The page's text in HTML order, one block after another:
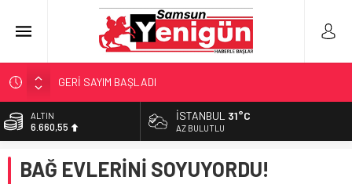
GERİ SAYIM BAŞLADI
SAMSUNSPOR’DA HEDEF 5’İNCİLİK!
‘BAFRA’YA YATIRIM YAPIN!’
YÖNETİCİ SEÇERKEN YAPILAN EN BÜYÜK HATALAR
ALTIN
6.660,55
13.779,39
İSTANBUL 31°C
AZ BULUTLU
BAĞ EVLERİNİ SOYUYORDU!